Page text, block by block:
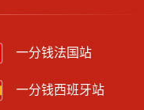
一分钱法国站
一分钱西班牙站